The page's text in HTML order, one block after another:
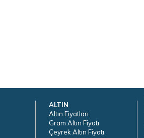
ALTIN
Altın Fiyatları
Gram Altın Fiyatı
Çeyrek Altın Fiyatı